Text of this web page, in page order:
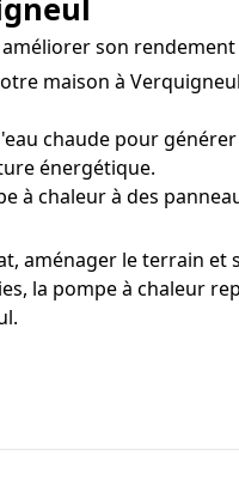
son
maison à
chaude pour
énergétique.
à chaleur à des
aménager le terrain
la pompe à chaleur